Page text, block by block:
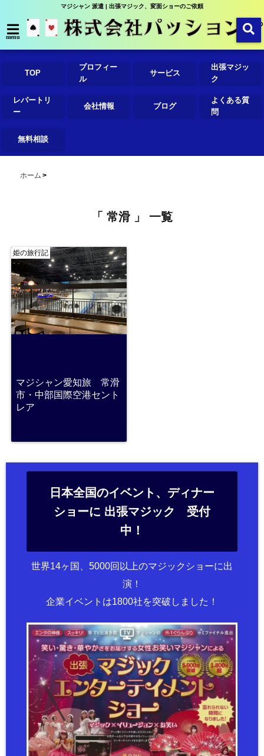
マジシャン 派遣 | 出張マジック、変面ショーのご依頼
menu
TOP
プロフィー
ル
サービス
出張マジッ
ク
レパートリ
ー
会社情報 ブログ
よくある質
問
無料相談
ホーム
「 常滑 」 一覧
姫の旅行記
マジシャン愛知旅 常滑
市・中部国際空港セント
レア
日本全国のイベント、ディナー
ショーに 出張マジック 受付
中！
世界14ヶ国、5000回以上のマジックショーに出
演！
企業イベントは1800社を突破しました！